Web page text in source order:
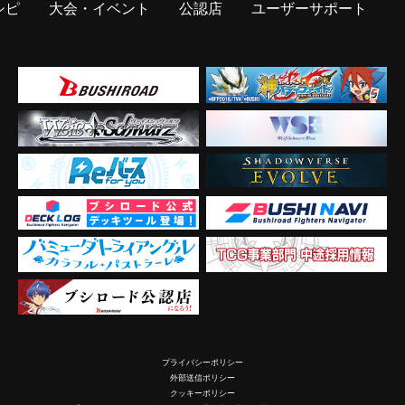
ピ 大会・イベント 公認店 ユーザーサポート
プライバシーポリシー
外部送信ポリシー
クッキーポリシー